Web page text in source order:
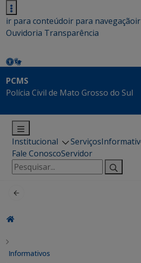
ir para conteúdoir para navegação
Ouvidoria Transparência
PCMS
Polícia Civil de Mato Grosso do Sul
Institucional Serviços
Fale ConoscoServidor
Pesquisar
por:
Informativos